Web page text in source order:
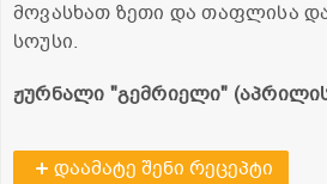
მოვასხათ ზეთი და თაფლისა
სოუსი.
ჟურნალი "გემრიელი"
დაამატე შენი რეცეპტი